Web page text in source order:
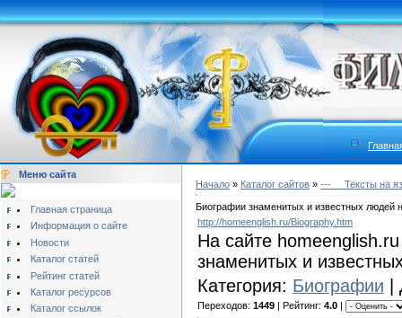
Меню сайта
Главная страница
Информация о сайте
Новости
Каталог статей
Рейтинг статей
Каталог ресурсов
Каталог ссылок
Начало » Каталог сайтов » ---__ Тексты на
Биографии знаменитых и известных людей
http://homeenglish.ru/Biography.htm
На сайте
знаменитых и
Категория: Биографии |
Переходов: 1449 | Рейтинг: 4.0 |